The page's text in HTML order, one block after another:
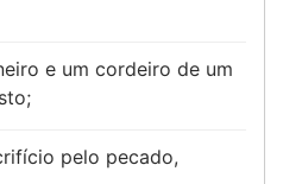
e um cordeiro de um
pelo pecado,